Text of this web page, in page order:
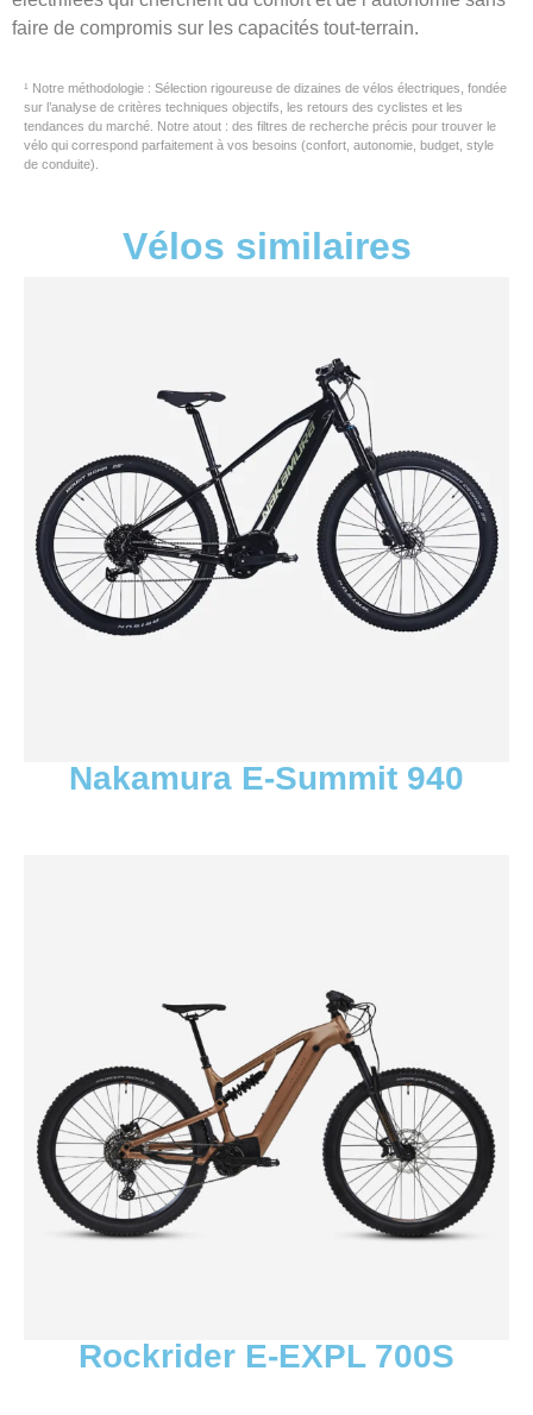
faire de compromis sur les capacités tout-terrain.
¹ Notre méthodologie : Sélection rigoureuse de dizaines de vélos électriques, fondée
sur l’analyse de critères techniques objectifs, les retours des cyclistes et les
tendances du marché. Notre atout : des filtres de recherche précis pour trouver le
vélo qui correspond parfaitement à vos besoins (confort, autonomie, budget, style
de conduite).
Vélos similaires
Nakamura E-Summit 940
Rockrider E-EXPL 700S